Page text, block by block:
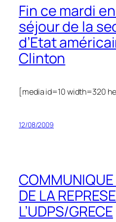
Fin ce mardi
séjour de la
d’Etat
Clinton
[media id=10 width=320
12/08/2009
COMMUNIQUE
DE LA
L’UDPS/GRECE